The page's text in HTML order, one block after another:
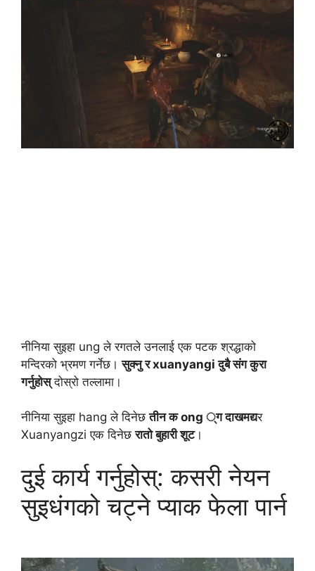
नीनिया सुइहा ung ले रगतले उनलाई एक पटक श्रद्धाको
मन्दिरको भ्रमण गर्नेछ।सुक्नु र xuanyangi दुबै संग कुरा
गर्नुहोस्दोस्रो तल्लामा।
नीनिया सुइहा hang ले दिनेछतीन क ong ्ग दाखमद्यर
Xuanyangzi एक दिनेछरातो बुहारी शूट।
दुई कार्य गर्नुहोस्: कसरी नेयन
सुइधंगको चट्ने प्याक फेला पार्न